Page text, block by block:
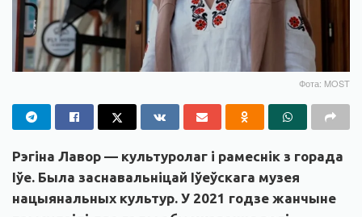
Фота: MOST
Рэгіна Лавор — культуролаг і рамеснік з горада
Іўе. Была заснавальніцай Іўеўскага музея
нацыянальных культур. У 2021 годзе жанчыне